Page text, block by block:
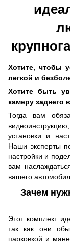
Хотите, чтобы
легкой и
Хотите быть
камеру заднего
Тогда вам
установки и
Наши эксперты
настройки и
вам
вашего
Зачем
Этот комплект
так как они
парковкой и